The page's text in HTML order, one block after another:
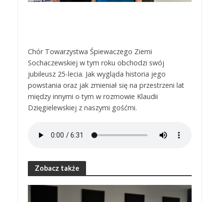
Chór Towarzystwa Śpiewaczego Ziemi
Sochaczewskiej w tym roku obchodzi swój
jubileusz 25-lecia. Jak wygląda historia jego
powstania oraz jak zmieniał się na przestrzeni lat
między innymi o tym w rozmowie Klaudii
Dzięgielewskiej z naszymi gośćmi.
Zobacz także